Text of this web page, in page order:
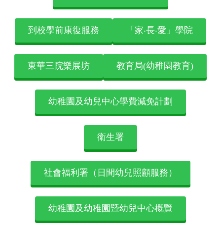
到校學前康復服務 「家‧長‧愛」學院
東華三院樂展坊 教育局(幼稚園教育)
幼稚園及幼兒中心學費減免計劃
衛生署
社會福利署（日間幼兒照顧服務）
幼稚園及幼稚園暨幼兒中心概覽